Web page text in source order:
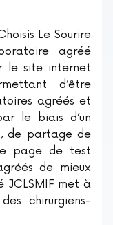
Le Sourire
agréé
le site internet
d’être
agréés et
le biais d’un
de partage de
page de test
de mieux
JCLSMIF met à
chirurgiens-